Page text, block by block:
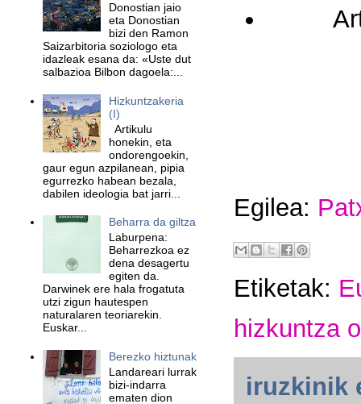
Egilea:
Etiketak:
hizkuntza
iruzkinik
Donostian jaio
eta Donostian
bizi den Ramon
Saizarbitoria soziologo eta
idazleak esana da: «Uste dut
salbazioa Bilbon dagoela:...
Hizkuntzakeria
(I)
Artikulu
honekin, eta
ondorengoekin,
gaur egun azpilanean, pipia
egurrezko habean bezala,
dabilen ideologia bat jarri...
Beharra da giltza
Laburpena:
Beharrezkoa ez
dena desagertu
egiten da.
Darwinek ere hala frogatuta
utzi zigun hautespen
naturalaren teoriarekin.
Euskar...
Berezko hiztunak
Landareari lurrak
bizi-indarra
ematen dion